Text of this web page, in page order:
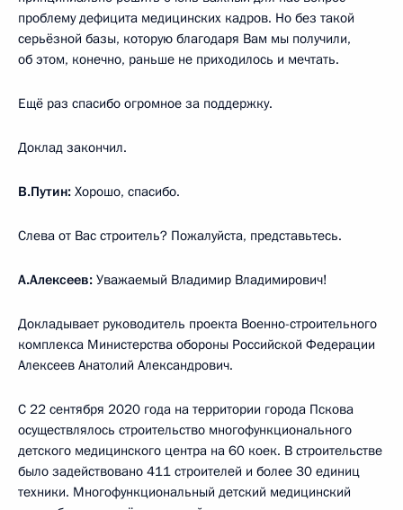
проблему дефицита медицинских кадров. Но без такой
серьёзной базы, которую благодаря Вам мы получили,
об этом, конечно, раньше не приходилось и мечтать.
Ещё раз спасибо огромное за поддержку.
Доклад закончил.
В.Путин: Хорошо, спасибо.
Слева от Вас строитель? Пожалуйста, представьтесь.
А.Алексеев: Уважаемый Владимир Владимирович!
Докладывает руководитель проекта Военно-строительного
комплекса Министерства обороны Российской Федерации
Алексеев Анатолий Александрович.
С 22 сентября 2020 года на территории города Пскова
осуществлялось строительство многофункционального
детского медицинского центра на 60 коек. В строительстве
было задействовано 411 строителей и более 30 единиц
техники. Многофункциональный детский медицинский